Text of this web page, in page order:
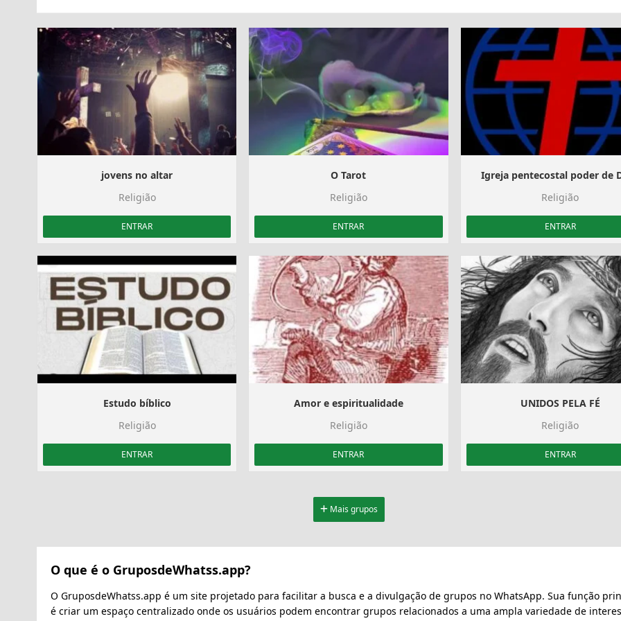
jovens no altar
Religião
ENTRAR
️ O Tarot ️
Religião
ENTRAR
Igreja pentecostal poder de
Religião
ENTRAR
Estudo bíblico
Religião
ENTRAR
Amor e espiritualidade
Religião
ENTRAR
UNIDOS PELA FÉ
Religião
ENTRAR
Mais grupos
O que é o GruposdeWhatss.app?
O GruposdeWhatss.app é um site projetado para facilitar a busca e a divulgação de grupos no WhatsApp. Sua função
é criar um espaço centralizado onde os usuários podem encontrar grupos relacionados a uma ampla variedade de